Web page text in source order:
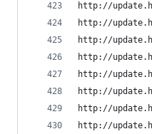
http://
http://
http://
http://
http://
http://
http://
http://